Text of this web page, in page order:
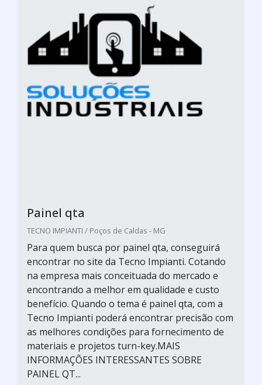
Painel qta
TECNO IMPIANTI / Poços de Caldas - MG
Para quem busca por painel qta, conseguirá
encontrar no site da Tecno Impianti. Cotando
na empresa mais conceituada do mercado e
encontrando a melhor em qualidade e custo
benefício. Quando o tema é painel qta, com a
Tecno Impianti poderá encontrar precisão com
as melhores condições para fornecimento de
materiais e projetos turn-key.MAIS
INFORMAÇÕES INTERESSANTES SOBRE
PAINEL QT...